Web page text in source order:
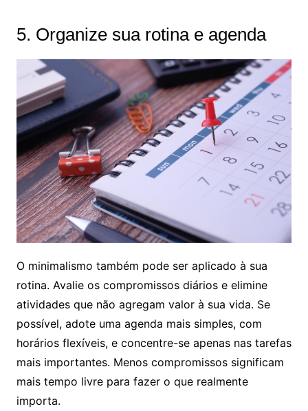
5. Organize sua rotina e agenda
O minimalismo também pode ser aplicado à sua
rotina. Avalie os compromissos diários e elimine
atividades que não agregam valor à sua vida. Se
possível, adote uma agenda mais simples, com
horários flexíveis, e concentre-se apenas nas tarefas
mais importantes. Menos compromissos significam
mais tempo livre para fazer o que realmente
importa.